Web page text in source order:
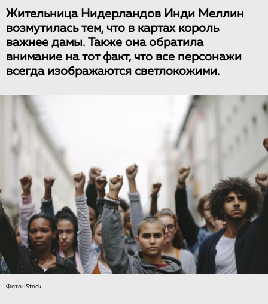
Жительница Нидерландов Инди Меллин
возмутилась тем, что в картах король
важнее дамы. Также она обратила
внимание на тот факт, что все персонажи
всегда изображаются светлокожими.
Фото: IStock